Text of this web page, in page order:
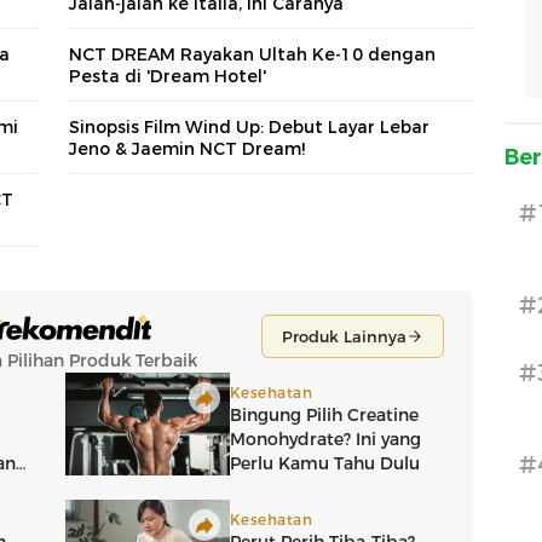
NCT DREAM Rayakan Ultah Ke-10 dengan
Pesta di 'Dream Hotel'
Sinopsis Film Wind Up: Debut Layar Lebar
Jeno & Jaemin NCT Dream!